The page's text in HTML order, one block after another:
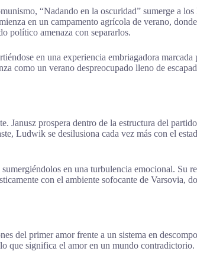
“Nadando en la oscuridad” sumerge a
en un campamento agrícola de verano,
político amenaza con separarlos.
en una experiencia embriagadora
como un verano despreocupado lleno de
Janusz prospera dentro de la estructura del
Ludwik se desilusiona cada vez más con el
en una turbulencia emocional. Su
con el ambiente sofocante de Varsovia,
del primer amor frente a un sistema en
que significa el amor en un mundo contradictorio.